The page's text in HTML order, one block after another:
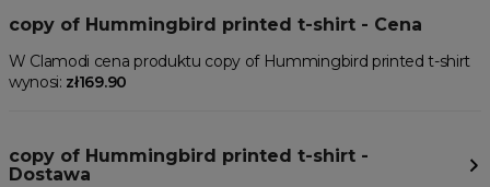
copy of Hummingbird printed t-shirt - Cena
W Clamodi cena produktu copy of Hummingbird printed t-shirt
wynosi: zł169.90
copy of Hummingbird printed t-shirt -
Dostawa